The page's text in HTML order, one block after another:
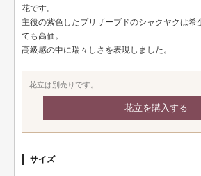
花です。
主役の紫色したプリザーブドのシャクヤクは希
ても高価。
高級感の中に瑞々しさを表現しました。
花立は別売りです。
花立を購入する
サイズ